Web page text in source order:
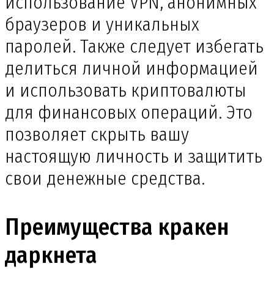
браузеров и уникальных
паролей. Также следует избегать
делиться личной информацией
и использовать криптовалюты
для финансовых операций. Это
позволяет скрыть вашу
настоящую личность и защитить
свои денежные средства.
Преимущества кракен
даркнета